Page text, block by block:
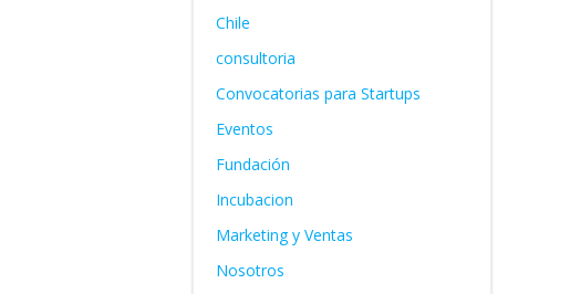
Chile
consultoria
Convocatorias para Startups
Eventos
Fundación
Incubacion
Marketing y Ventas
Nosotros